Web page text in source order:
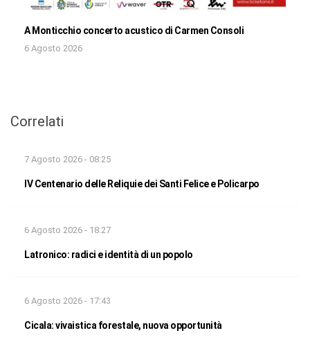
A Monticchio concerto acustico di Carmen Consoli
6 Agosto 2026
Correlati
7 Agosto 2026 - 08:25
IV Centenario delle Reliquie dei Santi Felice e Policarpo
6 Agosto 2026 - 18:27
Latronico: radici e identità di un popolo
6 Agosto 2026 - 17:43
Cicala: vivaistica forestale, nuova opportunità